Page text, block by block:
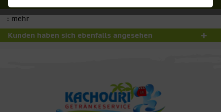
: mehr
Kunden haben sich ebenfalls angesehen